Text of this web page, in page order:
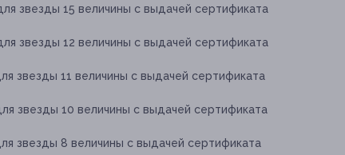
звезды 15 величины с выдачей сертификата
звезды 12 величины с выдачей сертификата
звезды 11 величины с выдачей сертификата
звезды 10 величины с выдачей сертификата
звезды 8 величины с выдачей сертификата